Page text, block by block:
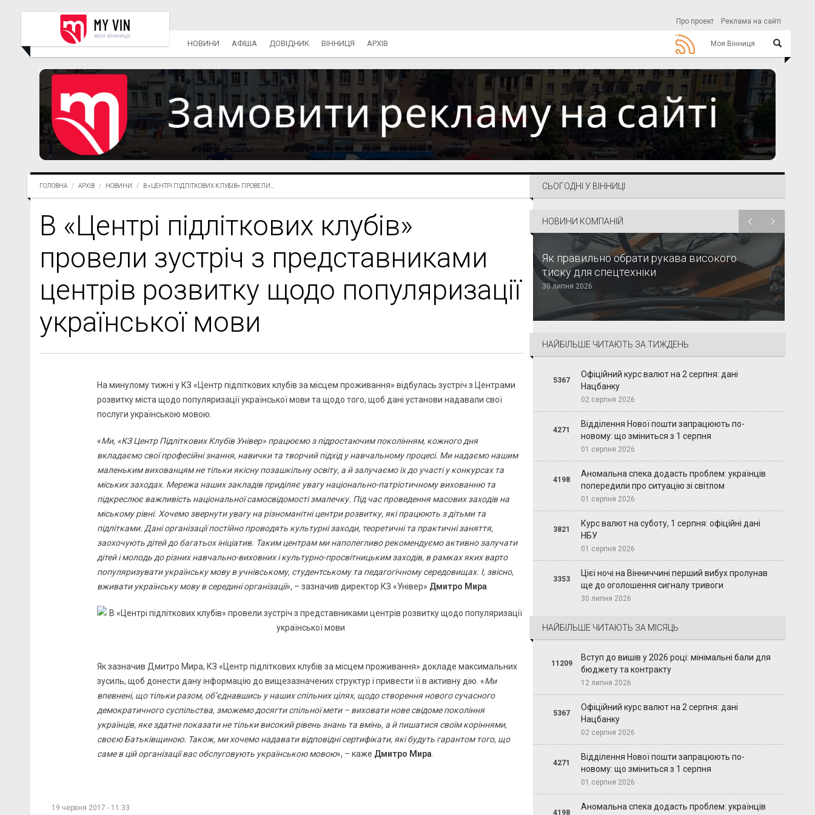
Про проект Реклама на сайті
Моя Вінниця
НОВИНИ АФІША ДОВІДНИК ВІННИЦЯ АРХІВ
ГОЛОВНА АРХІВ НОВИНИ В «ЦЕНТРІ ПІДЛІТКОВИХ КЛУБІВ» ПРОВЕЛИ...
В «Центрі підліткових клубів»
провели зустріч з представниками
центрів розвитку щодо популяризації
української мови
На минулому тижні у КЗ «Центр підліткових клубів за місцем проживання» відбулась зустріч з Центрами
розвитку міста щодо популяризації української мови та щодо того, щоб дані установи надавали свої
послуги українською мовою.
«Ми, «КЗ Центр Підліткових Клубів Універ» працюємо з підростаючим поколінням, кожного дня
вкладаємо свої професійні знання, навички та творчий підхід у навчальному процесі. Ми надаємо нашим
маленьким вихованцям не тільки якісну позашкільну освіту, а й залучаємо їх до участі у конкурсах та
міських заходах. Мережа наших закладів приділяє увагу національно-патріотичному вихованню та
підкреслює важливість національної самосвідомості змалечку. Під час проведення масових заходів на
міському рівні. Хочемо звернути увагу на різноманітні центри розвитку, які працюють з дітьми та
підлітками. Дані організації постійно проводять культурні заходи, теоретичні та практичні заняття,
заохочують дітей до багатьох ініціатив. Таким центрам ми наполегливо рекомендуємо активно залучати
дітей і молодь до різних навчально-виховних і культурно-просвітницьким заходів, в рамках яких варто
популяризувати українську мову в учнівському, студентському та педагогічному середовищах. І, звісно,
вживати українську мову в середині організації», – зазначив директор КЗ «Універ» Дмитро Мира
Як зазначив Дмитро Мира, КЗ «Центр підліткових клубів за місцем проживання» докладе максимальних
зусиль, щоб донести дану інформацію до вищезазначених структур і привести її в активну дію. «Ми
впевнені, що тільки разом, об’єднавшись у наших спільних цілях, щодо створення нового сучасного
демократичного суспільства, зможемо досягти спільної мети – виховати нове свідоме покоління
українців, яке здатне показати не тільки високий рівень знань та вмінь, а й пишатися своїм коріннями,
своєю Батьківщиною. Також, ми хочемо надавати відповідні сертифікати, які будуть гарантом того, що
саме в цій організації вас обслуговують українською мовою», – каже Дмитро Мира
19 червня 2017 - 11:33
СЬОГОДНІ У ВІННИЦІ
НОВИНИ КОМПАНІЙ
Як правильно обрати рукава високого
тиску для спецтехніки
30 липня 2026
НАЙБІЛЬШЕ ЧИТАЮТЬ ЗА ТИЖДЕНЬ
5367
Офіційний курс валют на 2 серпня: дані
Нацбанку
02 серпня 2026
4271
Відділення Нової пошти запрацюють по-
новому: що зміниться з 1 серпня
01 серпня 2026
4198
Аномальна спека додасть проблем: українців
попередили про ситуацію зі світлом
01 серпня 2026
3821
Курс валют на суботу, 1 серпня: офіційні дані
НБУ
01 серпня 2026
3353
Цієї ночі на Вінниччині перший вибух пролунав
ще до оголошення сигналу тривоги
30 липня 2026
НАЙБІЛЬШЕ ЧИТАЮТЬ ЗА МІСЯЦЬ
11209
Вступ до вишів у 2026 році: мінімальні бали для
бюджету та контракту
12 липня 2026
5367
Офіційний курс валют на 2 серпня: дані
Нацбанку
02 серпня 2026
4271
Відділення Нової пошти запрацюють по-
новому: що зміниться з 1 серпня
01 серпня 2026
4198
Аномальна спека додасть проблем: українців